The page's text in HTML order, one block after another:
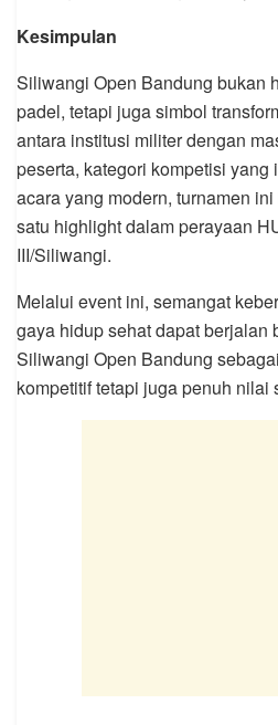
Kesimpulan
Siliwangi Open Bandung bukan
padel, tetapi juga simbol
antara institusi militer dengan
peserta, kategori kompetisi yang
acara yang modern, turnamen
satu highlight dalam perayaan
III/Siliwangi.
Melalui event ini, semangat
gaya hidup sehat dapat berjalan
Siliwangi Open Bandung
kompetitif tetapi juga penuh nilai